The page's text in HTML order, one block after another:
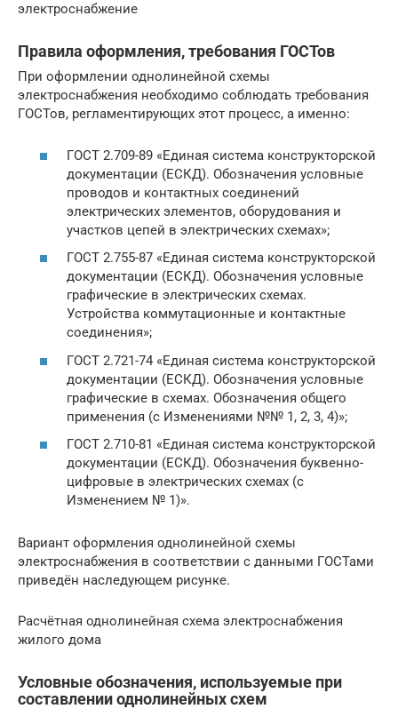
электроснабжение
Правила оформления, требования ГОСТов
При оформлении однолинейной схемы
электроснабжения необходимо соблюдать требования
ГОСТов, регламентирующих этот процесс, а именно:
ГОСТ 2.709-89 «Единая система конструкторской
документации (ЕСКД). Обозначения условные
проводов и контактных соединений
электрических элементов, оборудования и
участков цепей в электрических схемах»;
ГОСТ 2.755-87 «Единая система конструкторской
документации (ЕСКД). Обозначения условные
графические в электрических схемах.
Устройства коммутационные и контактные
соединения»;
ГОСТ 2.721-74 «Единая система конструкторской
документации (ЕСКД). Обозначения условные
графические в схемах. Обозначения общего
применения (с Изменениями №№ 1, 2, 3, 4)»;
ГОСТ 2.710-81 «Единая система конструкторской
документации (ЕСКД). Обозначения буквенно-
цифровые в электрических схемах (с
Изменением № 1)».
Вариант оформления однолинейной схемы
электроснабжения в соответствии с данными ГОСТами
приведён наследующем рисунке.
Расчётная однолинейная схема электроснабжения
жилого дома
Условные обозначения, используемые при
составлении однолинейных схем